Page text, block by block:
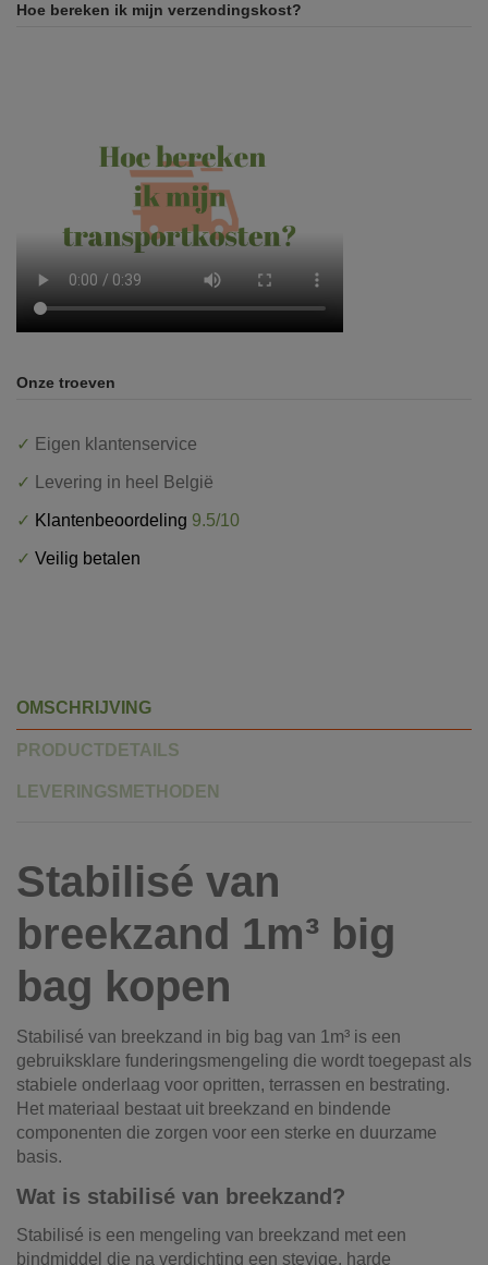
Hoe bereken ik mijn verzendingskost?
Onze troeven
✓ Eigen klantenservice
✓ Levering in heel België
✓ Klantenbeoordeling 9.5/10
✓ Veilig betalen
OMSCHRIJVING
PRODUCTDETAILS
LEVERINGSMETHODEN
Stabilisé van
breekzand 1m³ big
bag kopen
Stabilisé van breekzand in big bag van 1m³ is een
gebruiksklare funderingsmengeling die wordt toegepast als
stabiele onderlaag voor opritten, terrassen en bestrating.
Het materiaal bestaat uit breekzand en bindende
componenten die zorgen voor een sterke en duurzame
basis.
Wat is stabilisé van breekzand?
Stabilisé is een mengeling van breekzand met een
bindmiddel die na verdichting een stevige, harde